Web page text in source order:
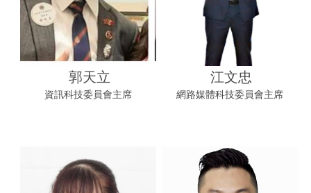
郭天立
資訊科技委員會主席
江文忠
網路媒體科技委員會主席